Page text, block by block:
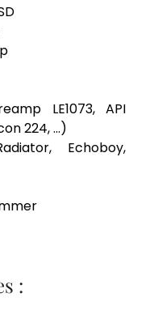
LE1073, API
224, …)
Echoboy,
: